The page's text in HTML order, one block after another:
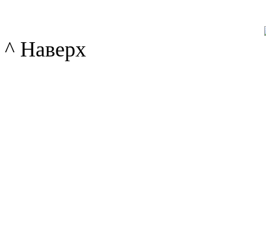
^ Наверх